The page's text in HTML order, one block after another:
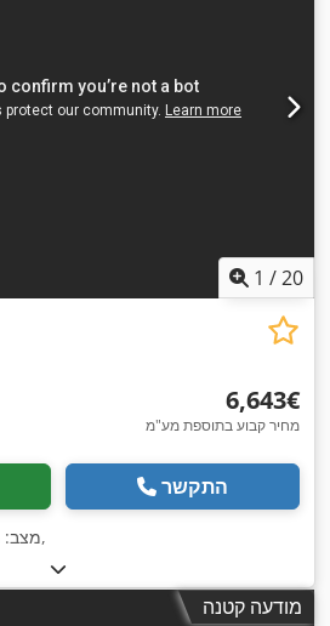
1 /20
‏6,643 ‏€
מחיר קבוע בתוספת מע"מ
התקשר
מצב:,
מודעה קטנה